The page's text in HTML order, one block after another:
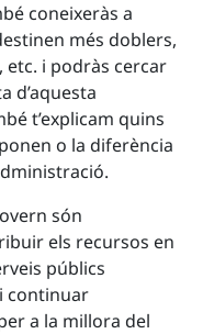
coneixeràs a
més doblers,
etc. i podràs cercar
d’aquesta
t’explicam quins
o la diferència
són
els recursos en
públics
continuar
a la millora del